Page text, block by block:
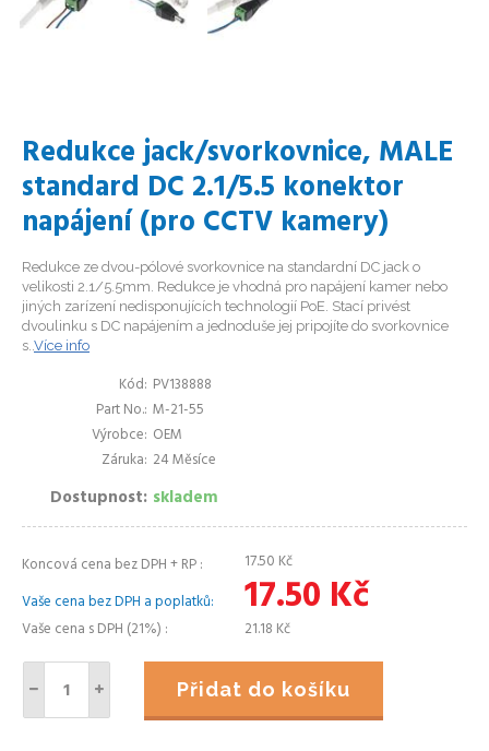
Redukce jack/svorkovnice, MALE
standard DC 2.1/5.5 konektor
napájení (pro CCTV kamery)
Redukce ze dvou-pólové svorkovnice na standardní DC jack o
velikosti 2.1/5.5mm. Redukce je vhodná pro napájení kamer nebo
jiných zarízení nedisponujících technologií PoE. Stací privést
dvoulinku s DC napájením a jednoduše jej pripojíte do svorkovnice
s..Více info
Kód PV138888
Part No. M-21-55
Výrobce OEM
Záruka 24 Měsíce
Dostupnost skladem
Koncová cena bez DPH + RP 17.50 Kč
Vaše cena bez DPH a poplatků
17.50 Kč
Vaše cena s DPH (21%) 21.18 Kč
Přidat do košíku